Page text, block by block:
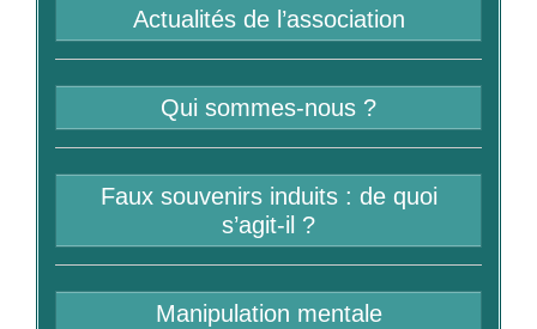
Actualités de l’association
Qui sommes-nous ?
Faux souvenirs induits : de quoi
s’agit-il ?
Manipulation mentale